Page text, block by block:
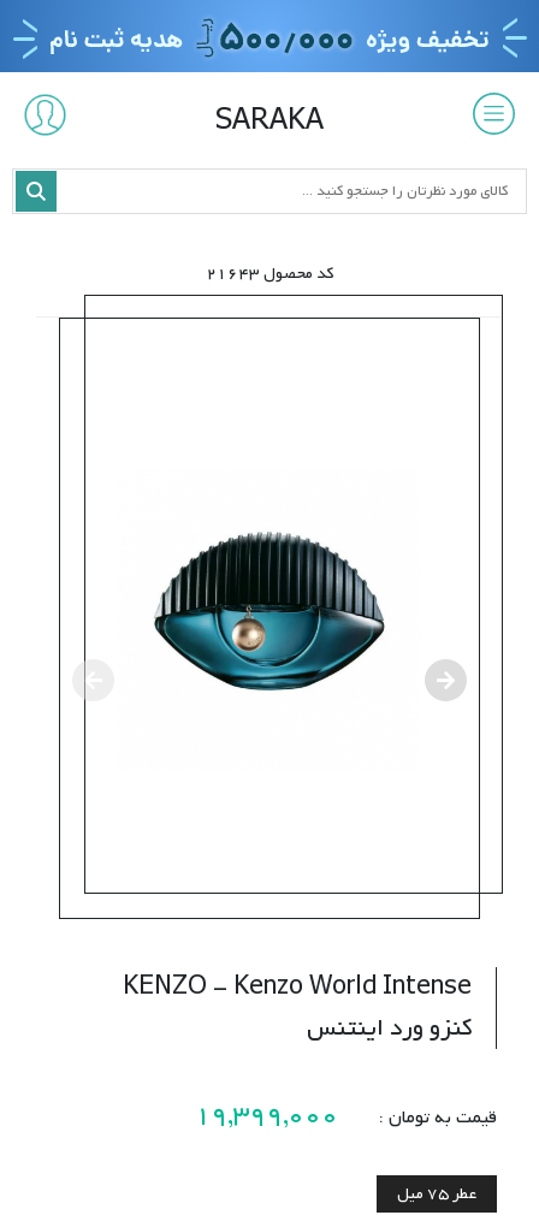
SARAKA
کد محصول 21643
KENZO - Kenzo World Intense
کنزو ورد اینتنس
قیمت به تومان : 19,399,000
عطر75 میل